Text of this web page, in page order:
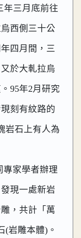
年三月底前往
西側三十公
四月間，三
於大軋拉烏
95年2月研究
刻有紋路的
岩石上有人為
專家學者辦理
現一處新岩
，共計「萬
(岩雕本體)。